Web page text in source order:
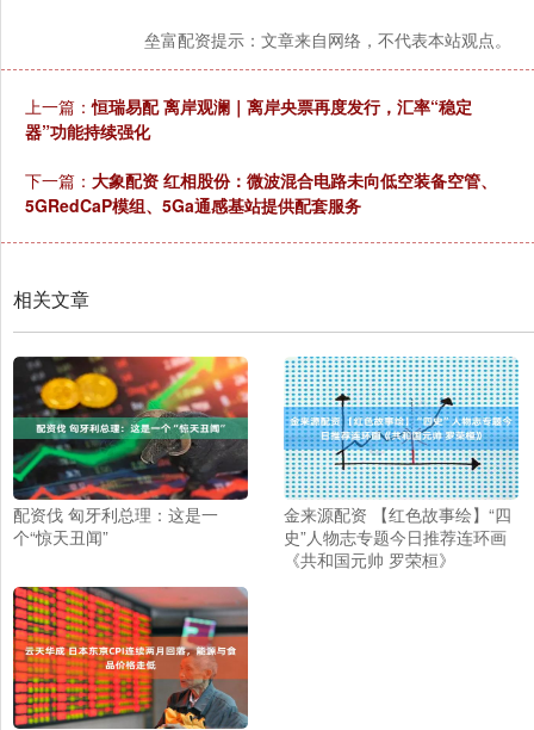
垒富配资提示：文章来自网络，不代表本站观点。
上一篇：恒瑞易配 离岸观澜｜离岸央票再度发行，汇率“稳定
器”功能持续强化
下一篇： 大象配资 红相股份：微波混合电路未向低空装备空管、
5GRedCaP模组、5Ga通感基站提供配套服务
相关文章
配资伐 匈牙利总理：这是一
个“惊天丑闻”
金来源配资 【红色故事绘】“四
史”人物志专题今日推荐连环画
《共和国元帅 罗荣桓》